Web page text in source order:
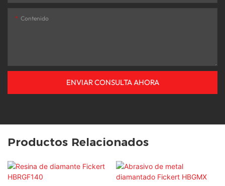
Contenido
ENVIAR CONSULTA AHORA
Productos Relacionados